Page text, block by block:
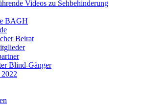
Videos zu Sehbehinderung
BAGH
Beirat
Blind-Gänger